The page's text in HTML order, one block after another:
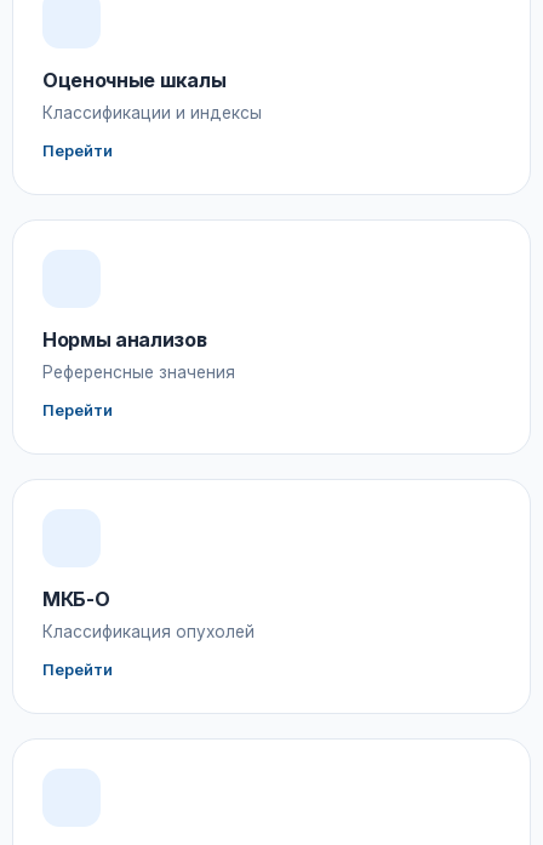
Оценочные шкалы
Классификации и индексы
Перейти
Нормы анализов
Референсные значения
Перейти
МКБ-О
Классификация опухолей
Перейти